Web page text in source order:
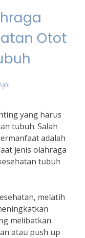
Otot
yang harus
tubuh. Salah
adalah
jenis olahraga
tubuh
melatih
melibatkan
atau push up